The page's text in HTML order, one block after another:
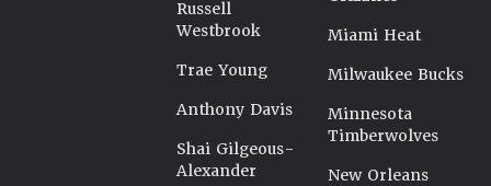
Russell
Westbrook
Trae Young
Anthony Davis
Shai Gilgeous-
Alexander
Miami Heat
Milwaukee Bucks
Minnesota
Timberwolves
New Orleans